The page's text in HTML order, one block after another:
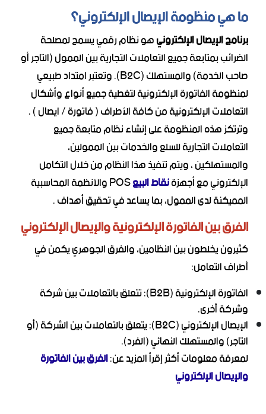
ما هي منظومة الإيصال الإلكتروني؟
برنامج الإيصال الإلكترونيهو نظام رقمي يسمح لمصلحة
الضرائب بمتابعة جميع التعاملات التجارية بين الممول (التاجر أو
صاحب الخدمة) والمستهلك (B2C). وتعتبر امتداد طبيعي
لمنظومة الفاتورة الإلكترونية لتغطية جميع أنواع وأشكال
التعاملات الإلكترونية من كافة الأطراف ( فاتورة / ايصال ) .
وترتكز هذه المنظومة على إنشاء نظام متابعة جميع
التعاملات التجارية للسلع والخدمات بين الممولين،
والمستهلكين ، ويتم تنفيذ هذا النظام من خلال التكامل
الإلكتروني مع أجهزةنقاط البيع POS والأنظمة المحاسبية
المميكنة لدى الممول، بما يساعد في تحقيق أهداف .
الفرق بين الفاتورة الإلكترونية والإيصال الإلكتروني
كثيرون يخلطون بين النظامين، والفرق الجوهري يكمن في
أطراف التعامل:
الفاتورة الإلكترونية (B2B): تتعلق بالتعاملات بين شركة
وشركة أخرى.
الإيصال الإلكتروني (B2C): يتعلق بالتعاملات بين الشركة (أو
التاجر) والمستهلك النهائي (الفرد).
لمعرفة معلومات أكثر إقرأ المزيد عن:الفرق بين الفاتورة
والإيصال الإلكتروني